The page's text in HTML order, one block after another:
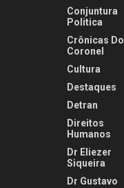
Conjuntura
Politica
Crônicas Do
Coronel
Cultura
Destaques
Detran
Direitos
Humanos
Dr Eliezer
Siqueira
Dr Gustavo